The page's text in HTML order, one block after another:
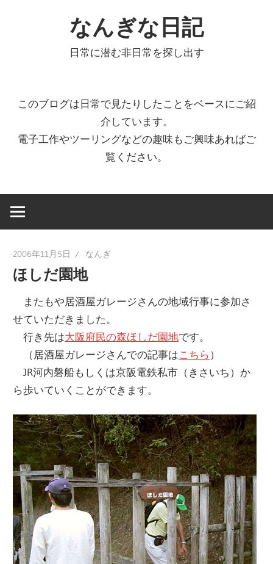
なんぎな日記
日常に潜む非日常を探し出す
このブログは日常で見たりしたことをベースにご紹
介しています。
電子工作やツーリングなどの趣味もご興味あればご
覧ください。
2006年11月5日 なんぎ
ほしだ園地
またもや居酒屋ガレージさんの地域行事に参加さ
せていただきました。
行き先は大阪府民の森ほしだ園地です。
（居酒屋ガレージさんでの記事はこちら）
JR河内磐船もしくは京阪電鉄私市（きさいち）か
ら歩いていくことができます。